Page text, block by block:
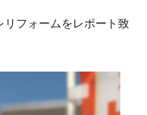
フォームをレポート致